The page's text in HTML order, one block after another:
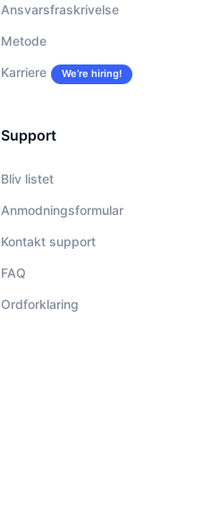
Ansvarsfraskrivelse
Metode
Karriere We’re hiring!
Support
Bliv listet
Anmodningsformular
Kontakt support
FAQ
Ordforklaring